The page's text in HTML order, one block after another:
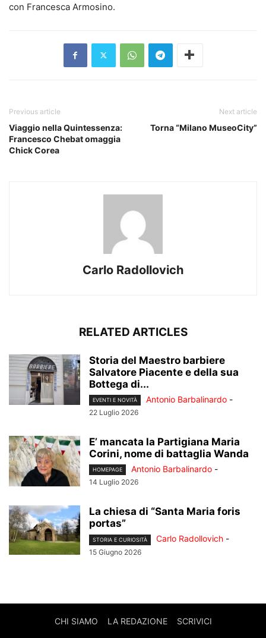
con Francesca Armosino.
Previous article
Viaggio nella Quintessenza:
Francesco Chebat omaggia
Chick Corea
Next article
Torna “Milano MuseoCity”
Carlo Radollovich
RELATED ARTICLES
Storia del Maestro barbiere
Salvatore Piacente e della sua
Bottega di...
EVENTI E NOVITÀ Antonio Barbalinardo -
22 Luglio 2026
E’ mancata la Partigiana Maria
Corini, nome di battaglia Wanda
HOMEPAGE Antonio Barbalinardo -
14 Luglio 2026
La chiesa di “Santa Maria foris
portas”
STORIA E CURIOSITÀ Carlo Radollovich -
15 Giugno 2026
CHI SIAMO LA REDAZIONE SCRIVICI